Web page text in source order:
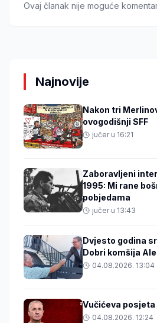
Ovaj članak nije moguće
Najnovije
Nakon tri
ovogodišnji SFF
jučer u 16:21
Zaboravljeni
1995: Mi rane
pobjedama
jučer u 13:43
Dvjesto godina
Dobri komšija
04.08.2026. 13:04
Vučićeva posjeta
04.08.2026. 12:24